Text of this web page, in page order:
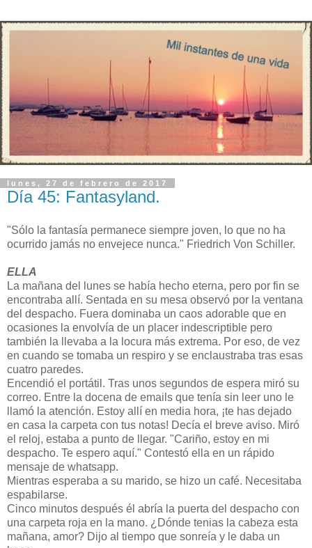
lunes, 27 de febrero de 2017
Día 45: Fantasyland.
"Sólo la fantasía permanece siempre joven, lo que no ha
ocurrido jamás no envejece nunca." Friedrich Von Schiller.
ELLA
La mañana del lunes se había hecho eterna, pero por fin se
encontraba allí. Sentada en su mesa observó por la ventana
del despacho. Fuera dominaba un caos adorable que en
ocasiones la envolvía de un placer indescriptible pero
también la llevaba a la locura más extrema. Por eso, de vez
en cuando se tomaba un respiro y se enclaustraba tras esas
cuatro paredes.
Encendió el portátil. Tras unos segundos de espera miró su
correo. Entre la docena de emails que tenía sin leer uno le
llamó la atención. Estoy allí en media hora, ¡te has dejado
en casa la carpeta con tus notas! Decía el breve aviso. Miró
el reloj, estaba a punto de llegar. "Cariño, estoy en mi
despacho. Te espero aquí." Contestó ella en un rápido
mensaje de whatsapp.
Mientras esperaba a su marido, se hizo un café. Necesitaba
espabilarse.
Cinco minutos después él abría la puerta del despacho con
una carpeta roja en la mano. ¿Dónde tenias la cabeza esta
mañana, amor? Dijo al tiempo que sonreía y le daba un